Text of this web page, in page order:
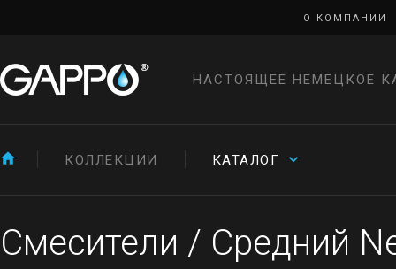
О КОМПАНИИ
НАСТОЯЩЕЕ НЕМЕЦКОЕ
КОЛЛЕКЦИИ КАТАЛОГ
Смесители / Средний